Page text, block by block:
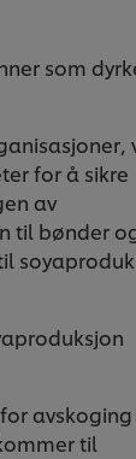
som
for å sikre
av
til bønder
avskoging
til